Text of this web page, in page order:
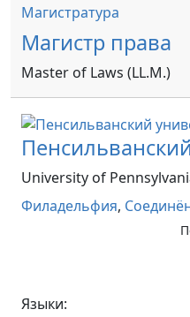
Магистратура
Магистр права
Master of Laws (LL.M.)
University of
Филадельфия,
Языки: